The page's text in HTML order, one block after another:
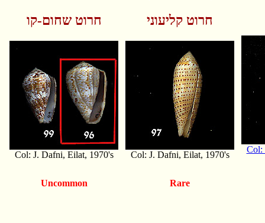
חרוט שחום-קו חרוט קליעוני
Col: J. Dafni, Eilat, 1970's Col: J. Dafni, Eilat, 1970's
Col:
Uncommon Rare